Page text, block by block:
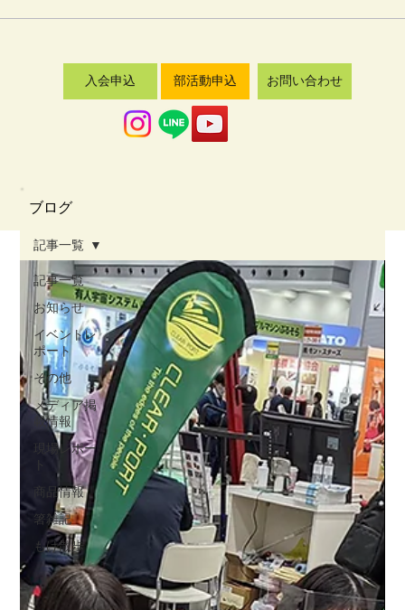
お問い合わせ
部活動申込
入会申込
記事一覧 （223）223件の記事
お知らせ （46）46件の記事
イベントレポート
（50）
50件の記事
その他
（20） 20件の記事
メディア掲載情報 （21）21件の記事
現場レポート
（30） 30件の記事
商品情報 （3）3件の記事
箸雑記 （38）38件の記事
もけ散歩 （5）5件の記事
​■カテゴリ一覧
■月別アーカイブ
2026年7月 （2）2件の記事
2026年6月 （2）2件の記事
記事一覧
お知らせ
イベントレ
ポート
その他
メディア掲
載情報
現場レポー
商品情報
箸雑記
もけ散歩
記事一覧
​ブログ